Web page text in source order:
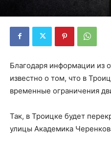
Благодаря информации из
известно о том, что в
временные ограничения
Так, в Троицке будет
улицы Академика